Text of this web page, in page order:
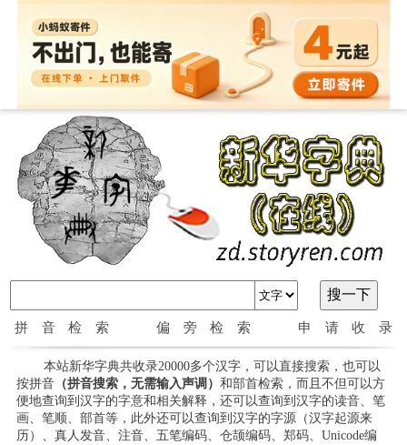
拼音检索 偏旁检索 申请收录
本站新华字典共收录20000多个汉字，可以直接搜索，也可以
按拼音（拼音搜索，无需输入声调） 和部首检索，而且不但可以方
便地查询到汉字的字意和相关解释，还可以查询到汉字的读音、笔
画、笔顺、部首等，此外还可以查询到汉字的字源（汉字起源来
历）、真人发音、注音、五笔编码、仓颉编码、郑码、Unicode编